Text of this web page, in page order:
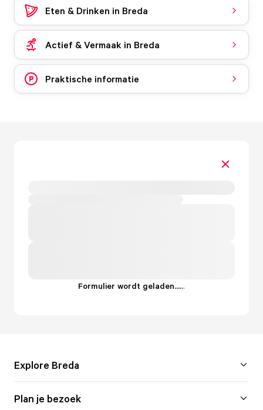
Eten & Drinken in Breda
Actief & Vermaak in Breda
Praktische informatie
Formulier wordt geladen......
Explore Breda
Plan je bezoek